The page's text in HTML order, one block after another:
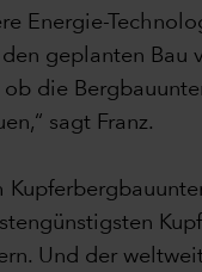
Energie-
geplanten
die
sagt Franz.
Und der